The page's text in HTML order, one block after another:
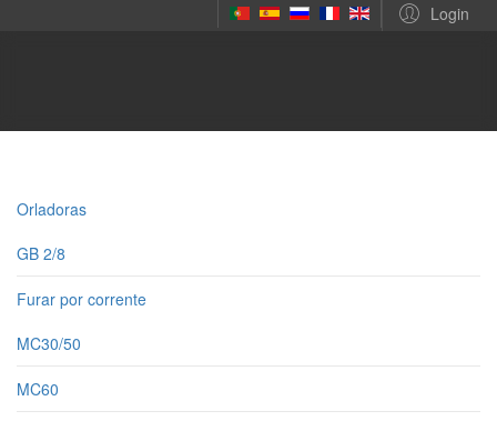
Login
Orladoras
GB 2/8
Furar por corrente
MC30/50
MC60